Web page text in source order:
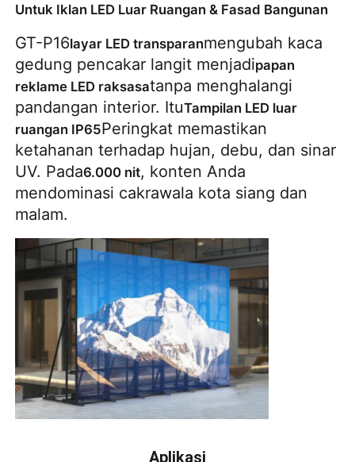
Untuk Iklan LED Luar Ruangan & Fasad Bangunan
GT-P16layar LED transparanmengubah kaca
gedung pencakar langit menjadipapan
reklame LED raksasatanpa menghalangi
pandangan interior. ItuTampilan LED luar
ruangan IP65Peringkat memastikan
ketahanan terhadap hujan, debu, dan sinar
UV. Pada6.000 nit, konten Anda
mendominasi cakrawala kota siang dan
malam.
Aplikasi